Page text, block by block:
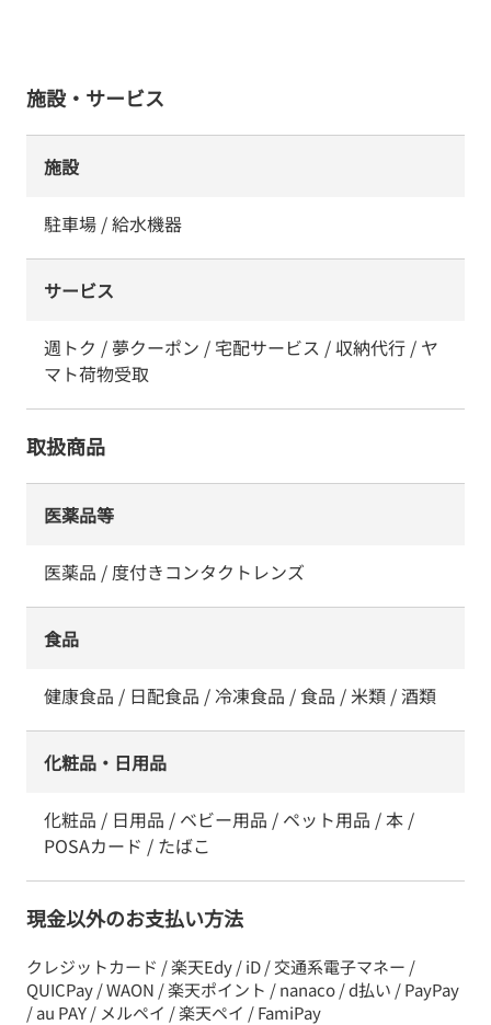
施設・サービス
施設
駐車場 / 給水機器
サービス
週トク / 夢クーポン / 宅配サービス / 収納代行 / ヤ
マト荷物受取
取扱商品
医薬品等
医薬品 / 度付きコンタクトレンズ
食品
健康食品 / 日配食品 / 冷凍食品 / 食品 / 米類 / 酒類
化粧品・日用品
化粧品 / 日用品 / ベビー用品 / ペット用品 / 本 /
POSAカード / たばこ
現金以外のお支払い方法
クレジットカード / 楽天Edy / iD / 交通系電子マネー /
QUICPay / WAON / 楽天ポイント / nanaco / d払い / PayPay
/ au PAY / メルペイ / 楽天ペイ / FamiPay